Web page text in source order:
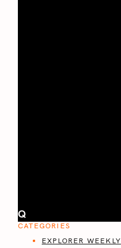
Q
CATEGORIES
EXPLORER WEEKLY